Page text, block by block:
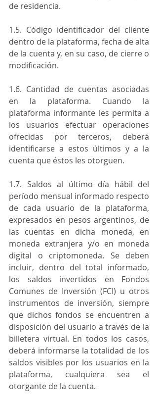
de residencia.
1.5. Código identificador del cliente
dentro de la plataforma, fecha de alta
de la cuenta y, en su caso, de cierre o
modificación.
1.6. Cantidad de cuentas asociadas
en la plataforma. Cuando la
plataforma informante les permita a
los usuarios efectuar operaciones
ofrecidas por terceros, deberá
identificarse a estos últimos y a la
cuenta que éstos les otorguen.
1.7. Saldos al último día hábil del
período mensual informado respecto
de cada usuario de la plataforma,
expresados en pesos argentinos, de
las cuentas en dicha moneda, en
moneda extranjera y/o en moneda
digital o criptomoneda. Se deben
incluir, dentro del total informado,
los saldos invertidos en Fondos
Comunes de Inversión (FCI) u otros
instrumentos de inversión, siempre
que dichos fondos se encuentren a
disposición del usuario a través de la
billetera virtual. En todos los casos,
deberá informarse la totalidad de los
saldos visibles por los usuarios en la
plataforma, cualquiera sea el
otorgante de la cuenta.